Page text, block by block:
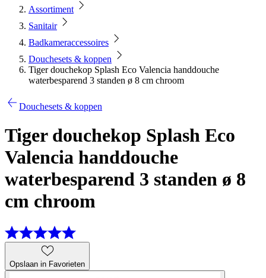
Assortiment
Sanitair
Badkameraccessoires
Douchesets & koppen
Tiger douchekop Splash Eco Valencia handdouche
waterbesparend 3 standen ø 8 cm chroom
Douchesets & koppen
Tiger douchekop Splash Eco
Valencia handdouche
waterbesparend 3 standen ø 8
cm chroom
Opslaan in Favorieten